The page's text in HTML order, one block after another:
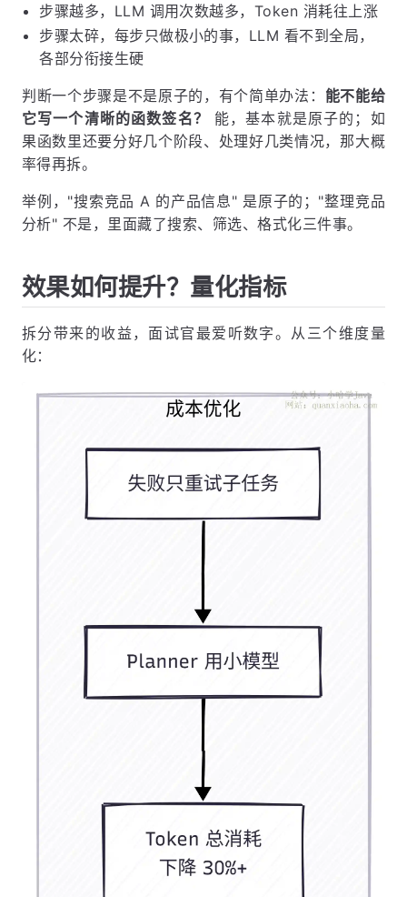
步骤越多，LLM 调用次数越多，Token 消耗往上涨
步骤太碎，每步只做极小的事，LLM 看不到全局，
各部分衔接生硬
判断一个步骤是不是原子的，有个简单办法： 能不能给
它写一个清晰的函数签名？
能，基本就是原子的；如
果函数里还要分好几个阶段、处理好几类情况，那大概
率得再拆。
举例，"搜索竞品 A 的产品信息" 是原子的；"整理竞品
分析" 不是，里面藏了搜索、筛选、格式化三件事。
效果如何提升？量化指标
拆分带来的收益，面试官最爱听数字。从三个维度量
化：